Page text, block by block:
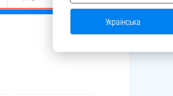
Українська